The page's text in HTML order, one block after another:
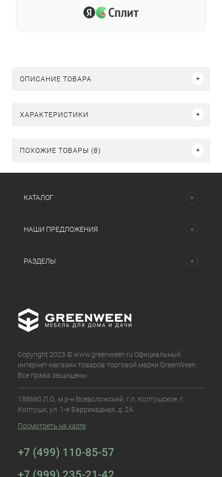
ОПИСАНИЕ ТОВАРА
ХАРАКТЕРИСТИКИ
ПОХОЖИЕ ТОВАРЫ (8)
КАТАЛОГ
НАШИ ПРЕДЛОЖЕНИЯ
РАЗДЕЛЫ
Copyright 2023 © www.greenween.ru Официальный
интернет-магазин товаров торговой марки GreenWeen.
Все права защищены.
188680 Л.О., м.р-н Всеволожский, г.п. Колтушское, г.
Колтуши, ул. 1-я Баррикадная, д. 2А
Посмотреть на карте
+7 (499) 110-85-57